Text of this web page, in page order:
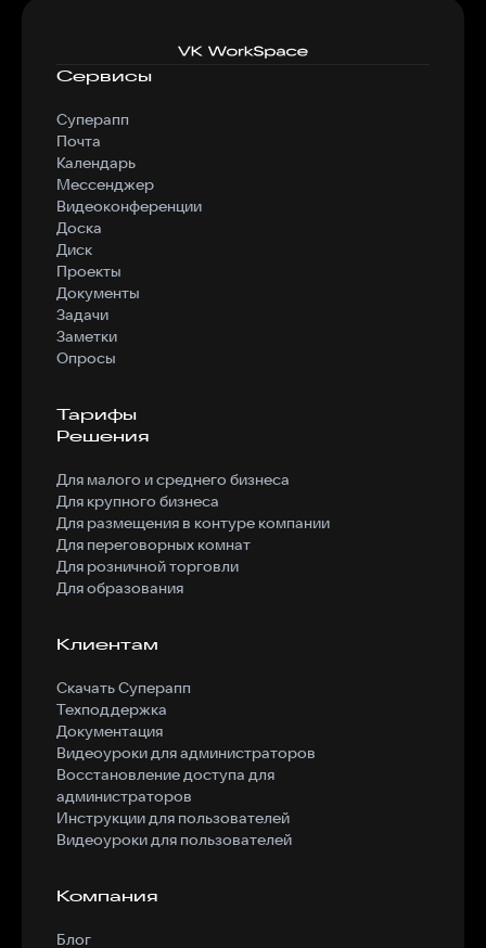
Сервисы
Суперапп
Почта
Календарь
Мессенджер
Видеоконференции
Доска
Диск
Проекты
Документы
Задачи
Заметки
Опросы
Тарифы
Решения
Для малого и среднего бизнеса
Для крупного бизнеса
Для размещения в контуре компании
Для переговорных комнат
Для розничной торговли
Для образования
Клиентам
Скачать Суперапп
Техподдержка
Документация
Видеоуроки для администраторов
Восстановление доступа для
администраторов
Инструкции для пользователей
Видеоуроки для пользователей
Компания
Блог